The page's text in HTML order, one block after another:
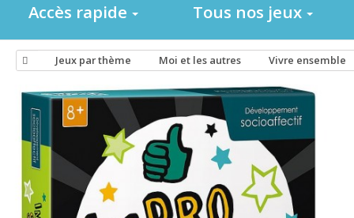
Accès rapide Tous nos jeux
Jeux par thème Moi et les autres Vivre ensemble